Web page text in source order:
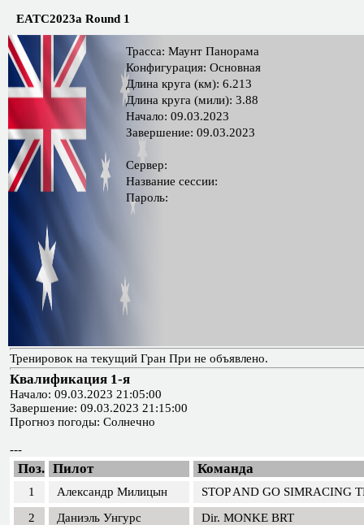
EATC2023a Round 1
Трасса: Маунт Панорама
Конфигурация: Основная
Длина круга (км): 6.213
Длина круга (мили): 3.88
Начало: 09.03.2023
Завершение: 09.03.2023
Сервер:
Название сессии:
Пароль:
Тренировок на текущий Гран При не объявлено.
Квалификация 1-я
Начало: 09.03.2023 21:05:00
Завершение: 09.03.2023 21:15:00
Прогноз погоды: Солнечно
---
Поз. Пилот Команда
1 Александр Милицын
STOP AND GO SIMRACING
2
Даниэль Унгурс
Dir. MONKE BRT